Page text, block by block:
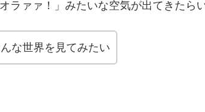
ラァァ！」みたいな空気が出てきたら
な世界を見てみたい